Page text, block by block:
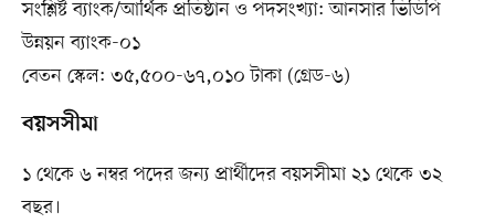
সংশ্লিষ্ট ব্যাংক/আর্থিক প্রতিষ্ঠান ও পদসংখ্যা: আনসার ভিডিপি
উন্নয়ন ব্যাংক-০১
বেতন স্কেল: ৩৫,৫০০-৬৭,০১০ টাকা (গ্রেড-৬)
বয়সসীমা
১ থেকে ৬ নম্বর পদের জন্য প্রার্থীদের বয়সসীমা ২১ থেকে ৩২
বছর।